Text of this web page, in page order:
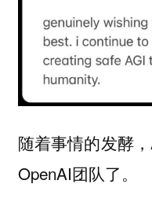
随着事情的发酵
OpenAI团队了。